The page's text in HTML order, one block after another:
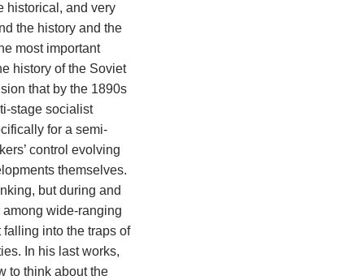
historical, and very
the history and the
most important
history of the Soviet
that by the 1890s
stage socialist
for a semi-
control evolving
themselves.
but during and
wide-ranging
into the traps of
In his last works,
to think about the